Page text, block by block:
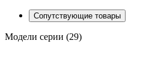
Сопутствующие товары
Модели серии (29)